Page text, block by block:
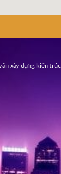
xây dựng kiến trúc